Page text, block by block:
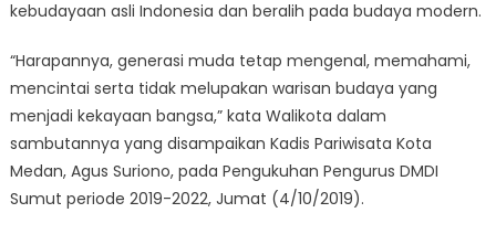
kebudayaan asli Indonesia dan beralih pada budaya modern.
“Harapannya, generasi muda tetap mengenal, memahami,
mencintai serta tidak melupakan warisan budaya yang
menjadi kekayaan bangsa,” kata Walikota dalam
sambutannya yang disampaikan Kadis Pariwisata Kota
Medan, Agus Suriono, pada Pengukuhan Pengurus DMDI
Sumut periode 2019-2022, Jumat (4/10/2019).